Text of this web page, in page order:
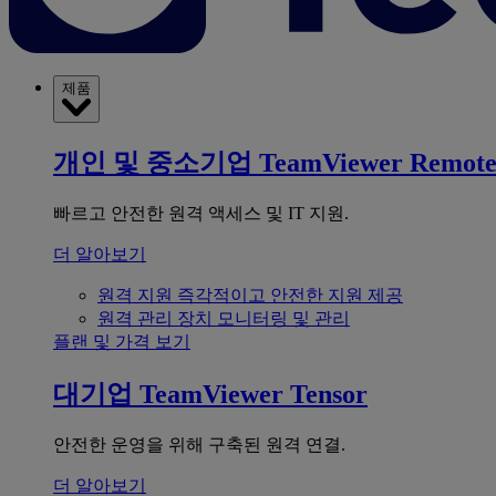
제품
개인 및 중소기업 TeamViewer Remote
빠르고 안전한 원격 액세스 및 IT 지원.
더 알아보기
원격 지원 즉각적이고 안전한 지원 제공
원격 관리 장치 모니터링 및 관리
플랜 및 가격 보기
대기업 TeamViewer Tensor
안전한 운영을 위해 구축된 원격 연결.
더 알아보기